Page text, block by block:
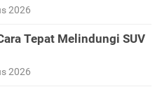
2026
Tepat Melindungi SUV
2026